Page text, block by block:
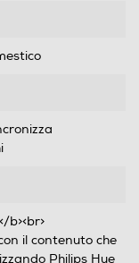
b><br>
il contenuto che
Philips Hue